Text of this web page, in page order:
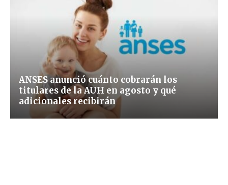
ANSES anunció cuánto cobrarán los
titulares de la AUH en agosto y qué
adicionales recibirán